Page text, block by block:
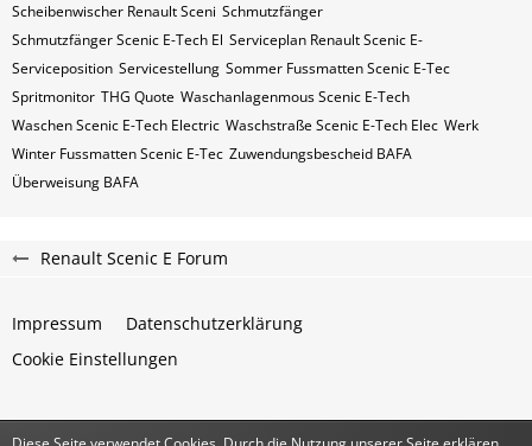
Scheibenwischer Renault​ Sceni Schmutzfänger
Schmutzfänger Scenic E-Tech El Serviceplan Renault Scenic E-
Serviceposition Servicestellung Sommer Fussmatten Scenic E-Tec
Spritmonitor THG Quote Waschanlagenmous Scenic E-Tech
Waschen Scenic E-Tech Electric Waschstraße Scenic E-Tech Elec Werk
Winter Fussmatten Scenic E-Tec Zuwendungsbescheid BAFA
Überweisung BAFA
Renault Scenic E Forum
Impressum
Datenschutzerklärung
Cookie Einstellungen